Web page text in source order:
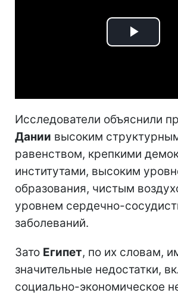
Play
Исследователи объяснили
Дании высоким
равенством, крепкими
институтами, высоким
образования, чистым
уровнем сердечно-
заболеваний.
Зато Египет, по их словам,
значительные недостатки,
социально-экономическое